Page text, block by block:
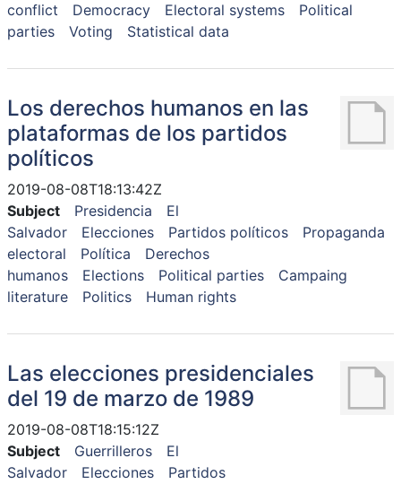
conflict
Democracy Electoral systems
Political
parties
Voting Statistical data
Los derechos humanos en las
plataformas de los partidos
políticos
2019-08-08T18:13:42Z
Subject
Presidencia
El
Salvador
Elecciones Partidos políticos
Propaganda
electoral
Política
Derechos
humanos
Elections Political parties
Campaing
literature
Politics Human rights
Las elecciones presidenciales
del 19 de marzo de 1989
2019-08-08T18:15:12Z
Subject
Guerrilleros
El
Salvador
Elecciones
Partidos